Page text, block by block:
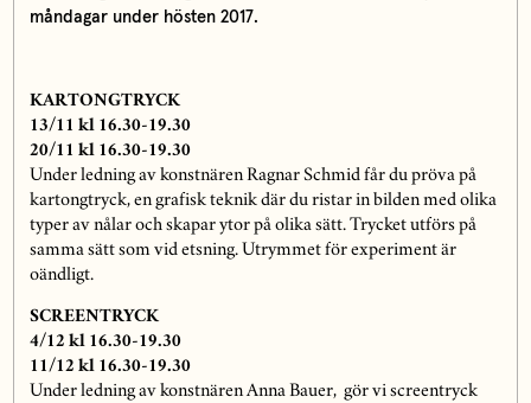
måndagar under hösten 2017.
KARTONGTRYCK
13/11 kl 16.30-19.30
20/11 kl 16.30-19.30
Under ledning av konstnären Ragnar Schmid får du pröva på
kartongtryck, en grafisk teknik där du ristar in bilden med olika
typer av nålar och skapar ytor på olika sätt. Trycket utförs på
samma sätt som vid etsning. Utrymmet för experiment är
oändligt.
SCREENTRYCK
4/12 kl 16.30-19.30
11/12 kl 16.30-19.30
Under ledning av konstnären Anna Bauer, gör vi screentryck